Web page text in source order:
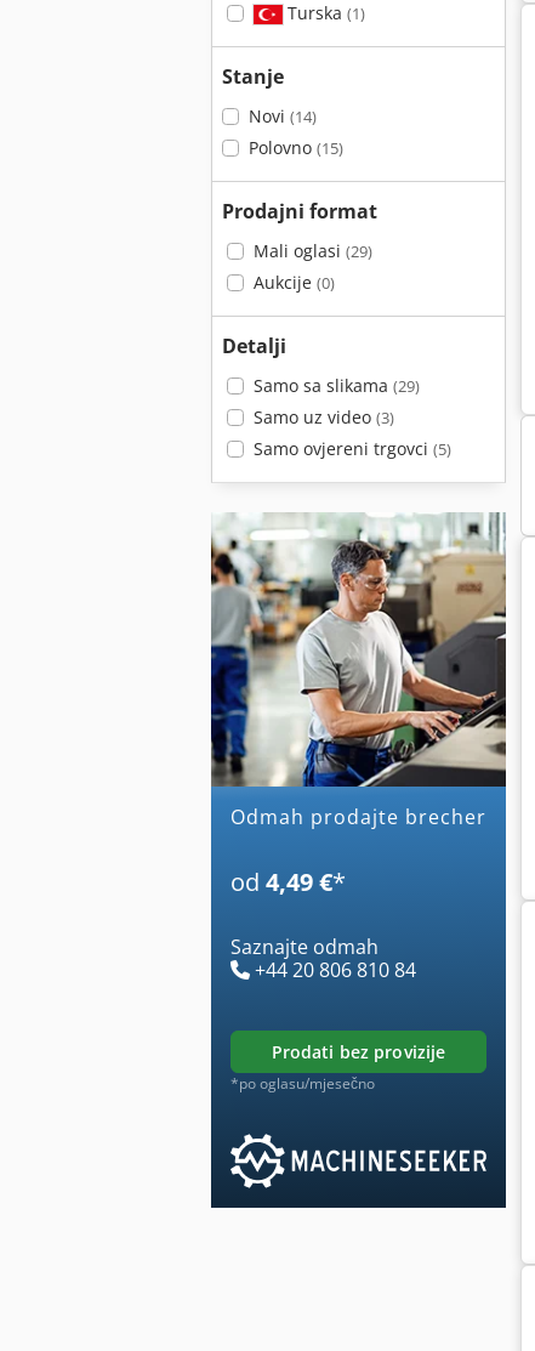
Turska (1)
Stanje
Novi (14)
Polovno (15)
Prodajni format
Mali oglasi (29)
Aukcije (0)
Detalji
Samo sa slikama (29)
Samo uz video (3)
Samo ovjereni trgovci (5)
Odmah prodajte brecher
od 4,49 €*
Saznajte odmah
+44 20 806 810 84
prodati bez provizije
*po oglasu/mjesečno